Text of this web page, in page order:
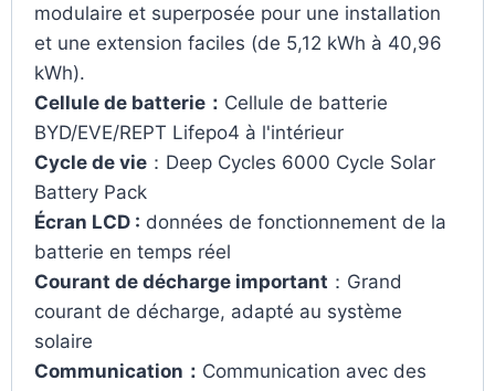
modulaire et superposée pour une installation
et une extension faciles (de 5,12 kWh à 40,96
kWh).
Cellule de batterie： Cellule de batterie
BYD/EVE/REPT Lifepo4 à l'intérieur
Cycle de vie ：Deep Cycles 6000 Cycle Solar
Battery Pack
Écran LCD : données de fonctionnement de la
batterie en temps réel
Courant de décharge important ：Grand
courant de décharge, adapté au système
solaire
Communication： Communication avec des